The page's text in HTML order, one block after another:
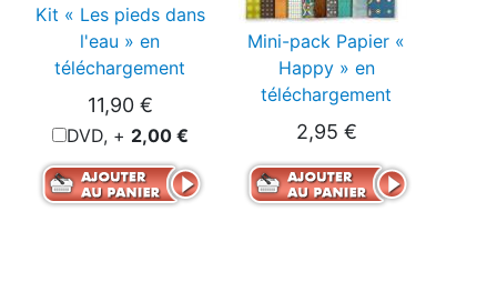
Kit « Les pieds dans
l'eau » en
téléchargement
11,90 €
DVD, + 2,00 €
Mini-pack Papier «
Happy » en
téléchargement
2,95 €